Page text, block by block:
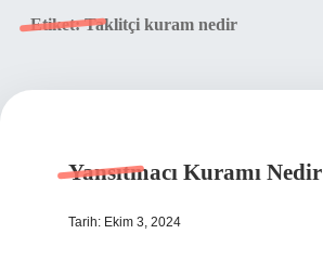
Etiket:Taklitçi kuram nedir
Yansıtmacı Kuramı Nedir
Tarih: Ekim 3, 2024